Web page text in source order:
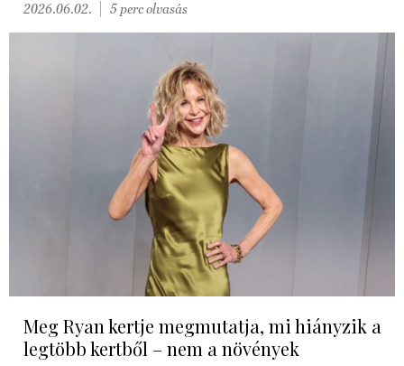
2026.06.02. 5 perc olvasás
Meg Ryan kertje megmutatja, mi hiányzik a
legtöbb kertből – nem a növények